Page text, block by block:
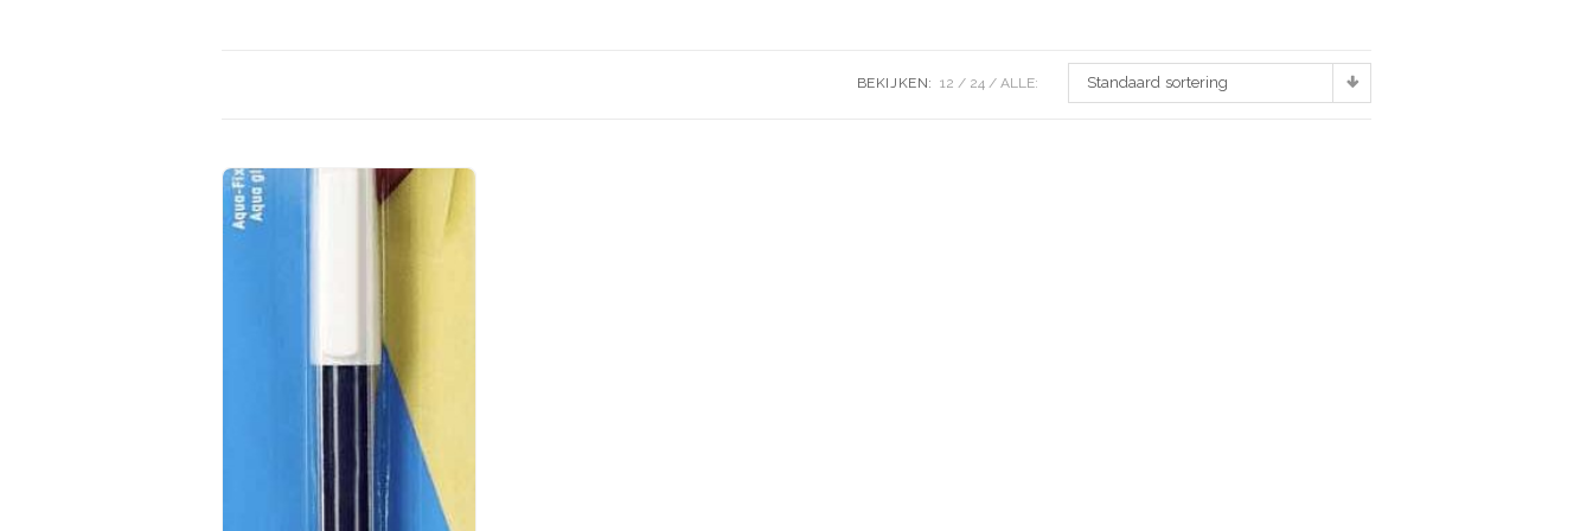
Standaard sortering
BEKIJKEN: 12 24 ALLE: